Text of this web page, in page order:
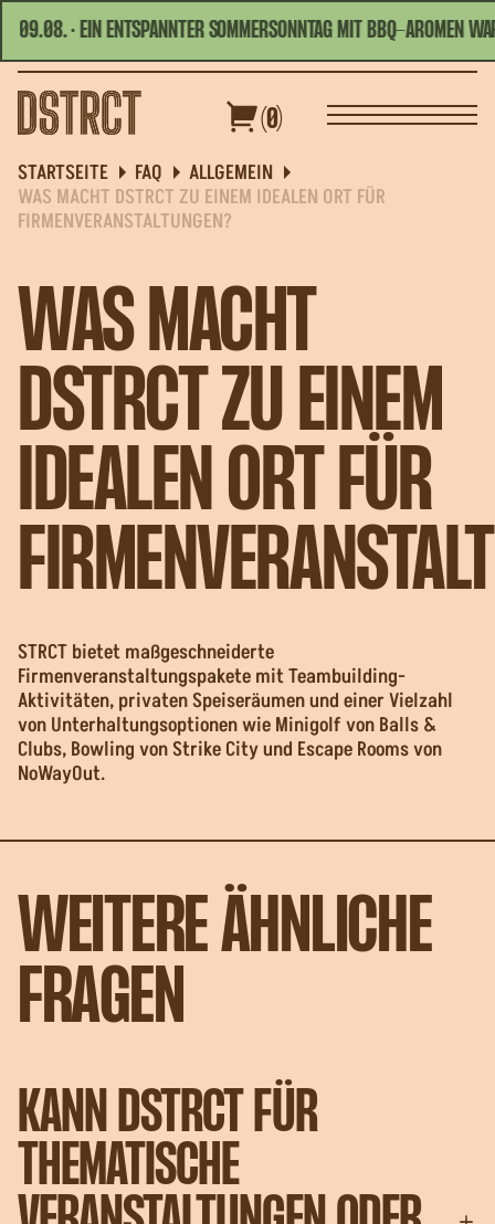
· EIN ENTSPANNTER SOMMERSONNTAG MIT BBQ-AROMEN
HEUTE GEÖFFNET | 10:00 - 01:00 DEUTSCH
GUTSCHEINE SPEZIALANGEBOTE
(0)
STARTSEITE FAQ
ALLGEMEIN
WAS MACHT DSTRCT ZU EINEM IDEALEN ORT FÜR
FIRMENVERANSTALTUNGEN?
WAS MACHT
DSTRCT ZU EINEM
IDEALEN ORT FÜR
STRCT bietet maßgeschneiderte
Firmenveranstaltungspakete mit Teambuilding-
Aktivitäten, privaten Speiseräumen und einer Vielzahl
von Unterhaltungsoptionen wie Minigolf von Balls &
Clubs, Bowling von Strike City und Escape Rooms von
NoWayOut.
WEITERE ÄHNLICHE
FRAGEN
KANN DSTRCT FÜR
THEMATISCHE